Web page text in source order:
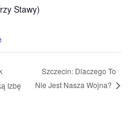
Stawy)
Izbę
Szczecin: Dlaczego To
Nie Jest Nasza Wojna?